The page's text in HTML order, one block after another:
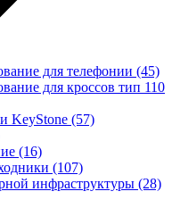
для телефонии (45)
для кроссов тип 110
KeyStone (57)
(16)
(107)
инфраструктуры (28)